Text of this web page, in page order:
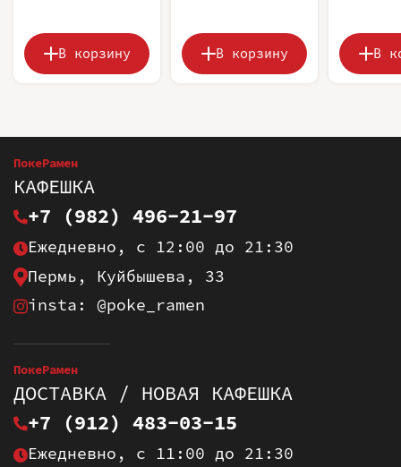
В корзину В корзину В
ПокеРамен
КАФЕШКА
+7 (982) 496-21-97
Ежедневно, с 12:00 до 21:30
Пермь, Куйбышева, 33
insta: @poke_ramen
ПокеРамен
ДОСТАВКА / НОВАЯ КАФЕШКА
+7 (912) 483-03-15
Ежедневно, с 11:00 до 21:30